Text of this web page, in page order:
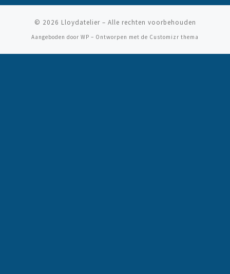
© 2026 Lloydatelier– Alle rechten voorbehouden
Aangeboden door WP – Ontworpen met de Customizr thema